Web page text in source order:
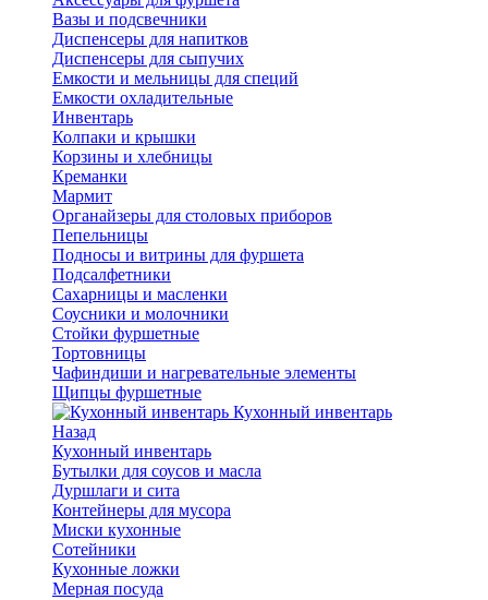
Вазы и подсвечники
Диспенсеры для напитков
Диспенсеры для сыпучих
Емкости и мельницы для специй
Емкости охладительные
Инвентарь
Колпаки и крышки
Корзины и хлебницы
Креманки
Мармит
Органайзеры для столовых приборов
Пепельницы
Подносы и витрины для фуршета
Подсалфетники
Сахарницы и масленки
Соусники и молочники
Стойки фуршетные
Тортовницы
Чафиндиши и нагревательные элементы
Щипцы фуршетные
Кухонный инвентарь
Назад
Кухонный инвентарь
Бутылки для соусов и масла
Дуршлаги и сита
Контейнеры для мусора
Миски кухонные
Сотейники
Кухонные ложки
Мерная посуда